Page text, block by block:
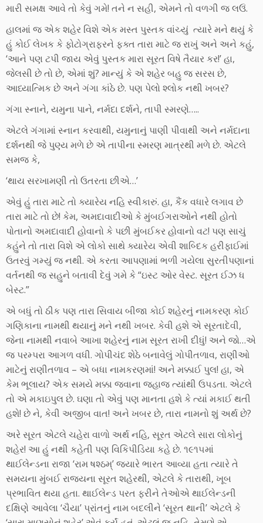
મારી સમક્ષ આવે તો કેવું ગમે! તને ન સહી, એમને તો વળગી જ લઉં.
હાલમાં જ એક શહેર વિશે એક મસ્ત પુસ્તક વાંચ્યું ત્યારે મને થયું કે
હું કોઈ લેખક કે ફોટોગ્રાફરને ફક્ત તારા માટે જ રાખું અને અને કહું,
‘આને પણ ટપી જાય એવું પુસ્તક મારા સૂરત વિષે તૈયાર કર!’ હા,
જેલસી છે તો છે, એમાં શું? માન્યું કે એ શહેર બહુ જ સરસ છે,
આધ્યાત્મિક છે અને ગંગા કાંઠે છે. પણ પેલો શ્લોક નથી ખબર?
ગંગા સ્નાને, યમુના પાને, નર્મદા દર્શને, તાપી સ્મરણે…..
એટલે ગંગામાં સ્નાન કરવાથી, યમુનાનું પાણી પીવાથી અને નર્મદાના
દર્શનથી જે પુણ્ય મળે છે એ તાપીના સ્મરણ માત્રથી મળે છે. એટલે
સમજ કે,
‘થાય સરખામણી તો ઉતરતા છીએ…’
એવું હું તારા માટે તો ક્યારેય નહિ સ્વીકારું. હા, કૈંક વધારે લગાવ છે
તારા માટે તો છે! કેમ, અમદાવાદીઓ કે મુંબઈગરાઓને નથી હોતો
પોતાનો અમદાવાદી હોવાનો કે પછી મુંબઈકર હોવાનો વટ! પણ સાચું
કહુંને તો તારા વિશે એ લોકો સાથે ક્યારેય એવી શાબ્દિક હરીફાઈમાં
ઉતરવું ગમ્યું જ નથી. એ કરતા આપણામાં ભળી ગયેલા સુરતીપણાનાં
વર્તનથી જ સહુને બતાવી દેવું ગમે કે “ઇસ્ટ ઓર વેસ્ટ. સૂરત ઈઝ ધ
બેસ્ટ.”
એ બધું તો ઠીક પણ તારા સિવાય બીજા કોઈ શહેરનું નામકરણ કોઈ
ગણિકાના નામથી થયાનું મને નથી ખબર. કેવી હશે એ સૂરતાદેવી,
જેના નામથી નવાબે આખા શહેરનું નામ સૂરત રાખી દીધું! અને જો…એ
જ પરમ્પરા આગળ વધી. ગોપીચંદ શેઠે બનાવેલું ગોપીતળાવ, રાણીઓ
માટેનું રાણીતળાવ – એ બધા નામકરણમાં! અને મક્કાઈ પુલ! હા, એ
કેમ ભૂલાય? એક સમયે મક્કા જવાના જહાજ ત્યાંથી ઉપડતા. એટલે
તો એ મકાઇપુલ છે. ઘણા તો એવું પણ માનતા હશે કે ત્યાં મકાઈ થતી
હશે! છે ને, કેવી અજીબ વાત! અને ખબર છે, તારા નામનો શું અર્થ છે?
અરે સૂરત એટલે ચહેરા વાળો અર્થ નહિ, સૂરત એટલે સારા લોકોનું
શહેર! આ હું નથી કહેતી પણ વિકિપીડિયા કહે છે. ૧૯૧૫માં
થાઈલેન્ડના રાજા ‘રામ ષશ્ઠમ્’ જ્યારે ભારત આવ્યા હતા ત્યારે તે
સમયના મુંબઈ રાજ્યના સૂરત શહેરથી, એટલે કે તારાથી, ખૂબ
પ્રભાવિત થયા હતા. થાઈલેન્ડ પરત ફરીને તેઓએ થાઈલેન્ડની
દક્ષિણે આવેલા ‘ચૈયા’ પ્રાંતનું નામ બદલીને ‘સૂરત થાની’ એટલે કે